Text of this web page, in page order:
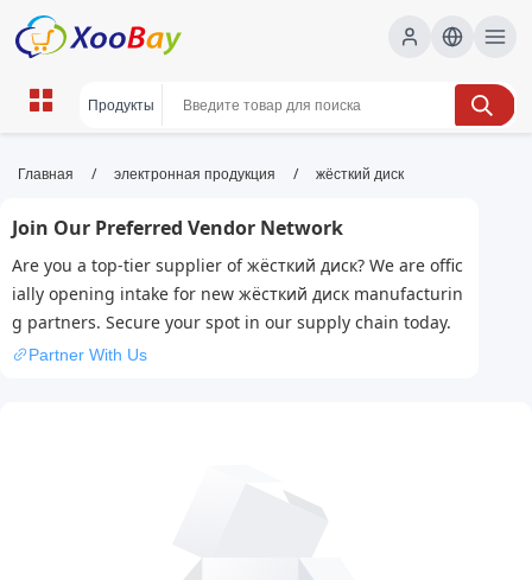
жёсткий диск | XOOBAY B2B/B2C
жёсткий диск, жесткий диск, HDD, хранение
данных, выбор HDD, производители HDD,
wholesale жёсткий диск, XOOBAY
Краткое SEO-описание жёсткого диска: типы HDD,
параметры (ёмкость, скорость вращения, кэш), как
Главная / электронная продукция / жёсткий диск
Join Our Preferred Vendor Network
Are you a top-tier supplier of жёсткий диск? We are offic
ially opening intake for new жёсткий диск manufacturin
g partners. Secure your spot in our supply chain today.
Partner With Us